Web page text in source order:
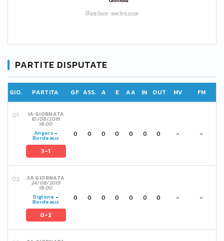
PARTITE DISPUTATE
GIO. PARTITA GF ASS. A E AA IN OUT MV FM
1A GIORNATA
10/08/2019
18:00
Angers -
Bordeaux
3-1
0 0 0 0 0 0 0 - -
3A GIORNATA
24/08/2019
18:00
Digione -
Bordeaux
0-2
0 0 0 0 0 0 0 - -